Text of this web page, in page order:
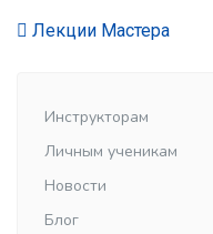
Лекции Мастера
Инструкторам
Личным ученикам
Новости
Блог